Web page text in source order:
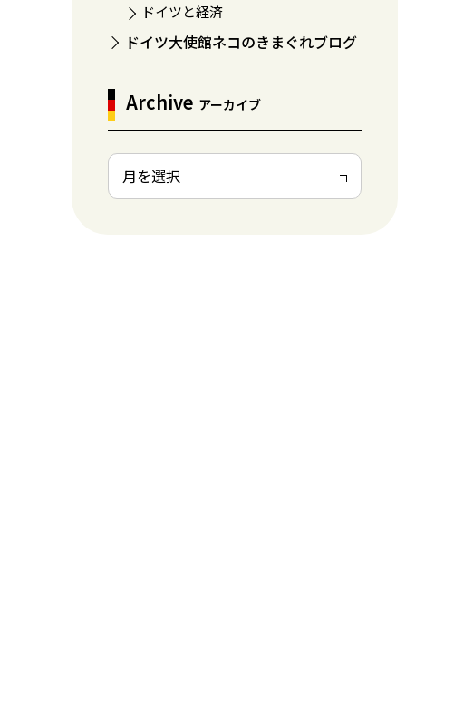
ドイツと経済
ドイツ大使館ネコのきまぐれブログ
Archive アーカイブ